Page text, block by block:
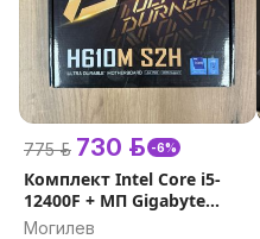
775 р. 730 р. -6%
Комплект Intel Core i5-
12400F + МП Gigabyte
H610M S2H DDR5
Могилев